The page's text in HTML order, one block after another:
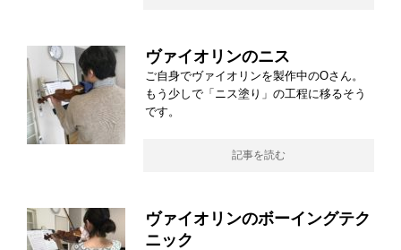
ヴァイオリンのニス
ご自身でヴァイオリンを製作中のOさん。
もう少しで「ニス塗り」の工程に移るそう
です。
記事を読む
ヴァイオリンのボーイングテク
ニック